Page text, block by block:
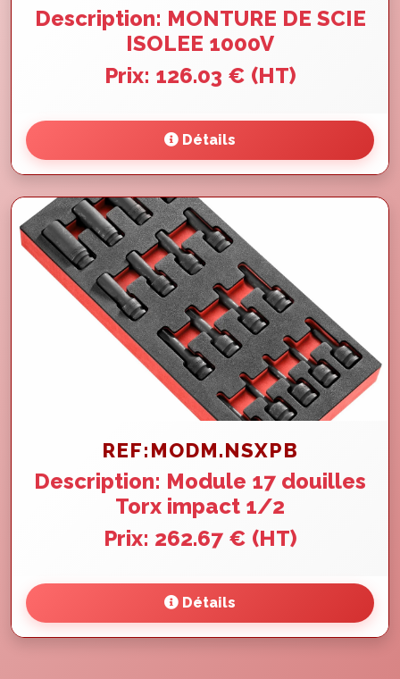
Description: MONTURE DE SCIE
ISOLEE 1000V
Prix: 126.03 € (HT)
Détails
REF:MODM.NSXPB
Description: Module 17 douilles
Torx impact 1/2
Prix: 262.67 € (HT)
Détails